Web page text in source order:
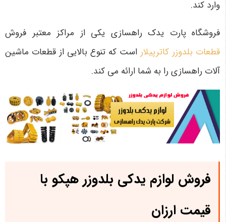
وارد کند.
فروشگاه پارت یدک راهسازی یکی از مراکز معتبر فروش
قطعات بلدوزر کاترپیلار است که تنوع بالایی از قطعات ماشین
آلات راهسازی را به شما ارائه می کند.
فروش لوازم یدکی بلدوزر هپکو با
قیمت ارزان